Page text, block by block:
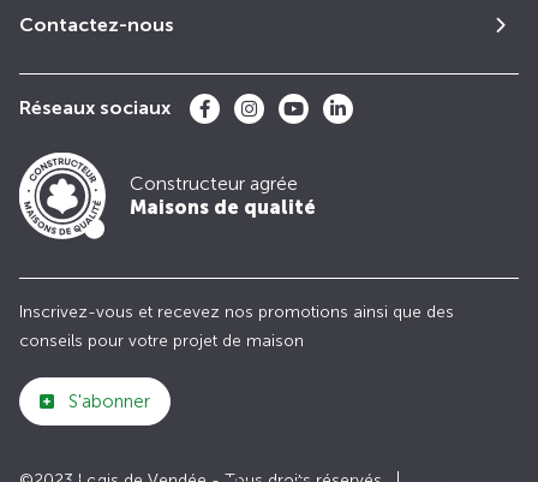
Contactez-nous
Réseaux sociaux
Constructeur agrée
Maisons de qualité
Inscrivez-vous et recevez nos promotions ainsi que des
conseils pour votre projet de maison
S'abonner